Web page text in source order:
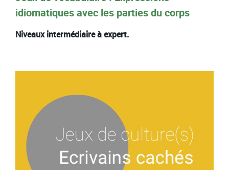
idiomatiques avec les parties du corps
Niveaux intermédiaire à expert.